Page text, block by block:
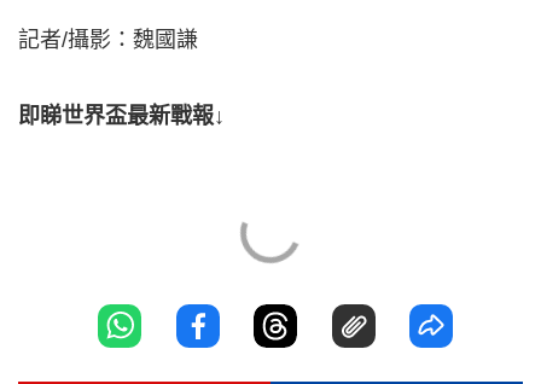
記者/攝影：魏國謙
即睇世界盃最新戰報↓